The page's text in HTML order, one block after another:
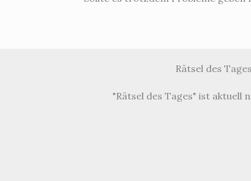
Rätsel des Tages
"Rätsel des Tages" ist aktuell